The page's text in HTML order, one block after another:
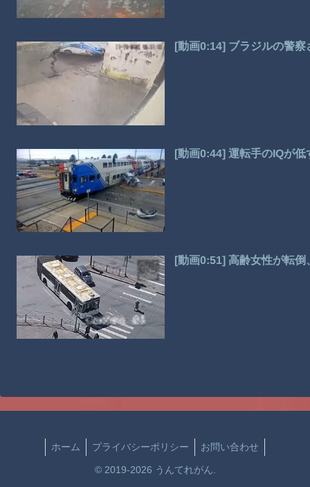
[動画0:14] ブラジルの警
[動画0:44] 運転手のIQが低
[動画0:51] 高齢女性が転
ホーム プライバシーポリシー お問い合わせ
© 2019-2026 うんてれがん.